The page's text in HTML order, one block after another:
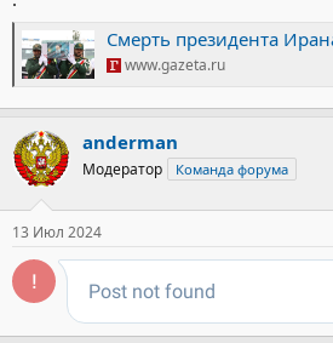
Смерть президента Ирана: новые
www.gazeta.ru
anderman
Модератор Команда форума
13 Июл 2024